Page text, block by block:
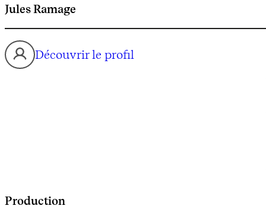
Jules Ramage
Découvrir le profil
Production